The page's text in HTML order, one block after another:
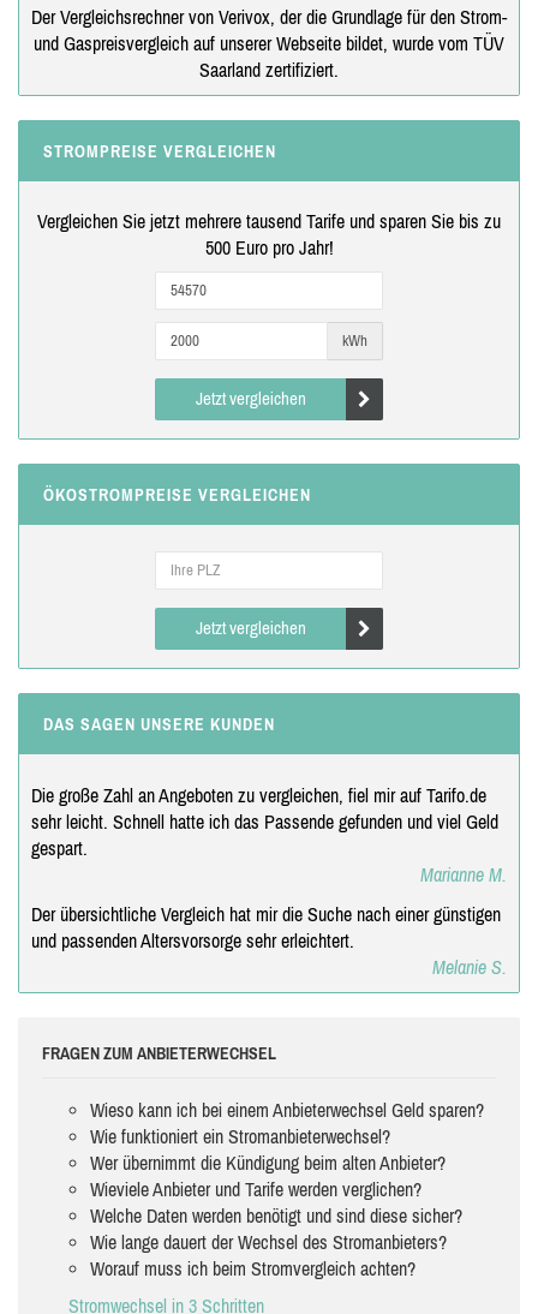
Der Vergleichsrechner von Verivox, der die Grundlage für den Strom-
und Gaspreisvergleich auf unserer Webseite bildet, wurde vom TÜV
Saarland zertifiziert.
STROMPREISE VERGLEICHEN
Vergleichen Sie jetzt mehrere tausend Tarife und sparen Sie bis zu
500 Euro pro Jahr!
kWh
Jetzt vergleichen
ÖKOSTROMPREISE VERGLEICHEN
Jetzt vergleichen
DAS SAGEN UNSERE KUNDEN
Die große Zahl an Angeboten zu vergleichen, fiel mir auf Tarifo.de
sehr leicht. Schnell hatte ich das Passende gefunden und viel Geld
gespart.
Marianne M.
Der übersichtliche Vergleich hat mir die Suche nach einer günstigen
und passenden Altersvorsorge sehr erleichtert.
Melanie S.
FRAGEN ZUM ANBIETERWECHSEL
Wieso kann ich bei einem Anbieterwechsel Geld sparen?
Wie funktioniert ein Stromanbieterwechsel?
Wer übernimmt die Kündigung beim alten Anbieter?
Wieviele Anbieter und Tarife werden verglichen?
Welche Daten werden benötigt und sind diese sicher?
Wie lange dauert der Wechsel des Stromanbieters?
Worauf muss ich beim Stromvergleich achten?
Stromwechsel in 3 Schritten